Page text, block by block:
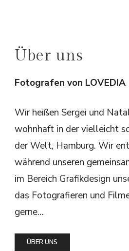
Über uns
Fotografen von LOVEDIA
Wir heißen Sergei und
wohnhaft in der vielleicht
der Welt, Hamburg. Wir
während unseren
im Bereich Grafikdesign
das Fotografieren und
gerne…
ÜBER UNS